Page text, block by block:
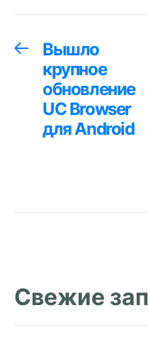
Навигация
записям
Предыдущая
запись:
Вышло
крупное
обновление
UC Browser
для Android
Свежие